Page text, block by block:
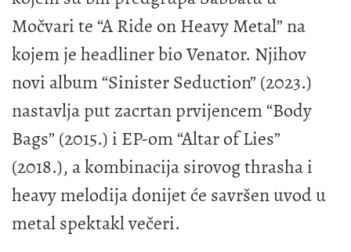
Močvari te “A Ride on Heavy Metal” na
kojem je headliner bio Venator. Njihov
novi album “Sinister Seduction” (2023.)
nastavlja put zacrtan prvijencem “Body
Bags” (2015.) i EP-om “Altar of Lies”
(2018.), a kombinacija sirovog thrasha i
heavy melodija donijet će savršen uvod u
metal spektakl večeri.